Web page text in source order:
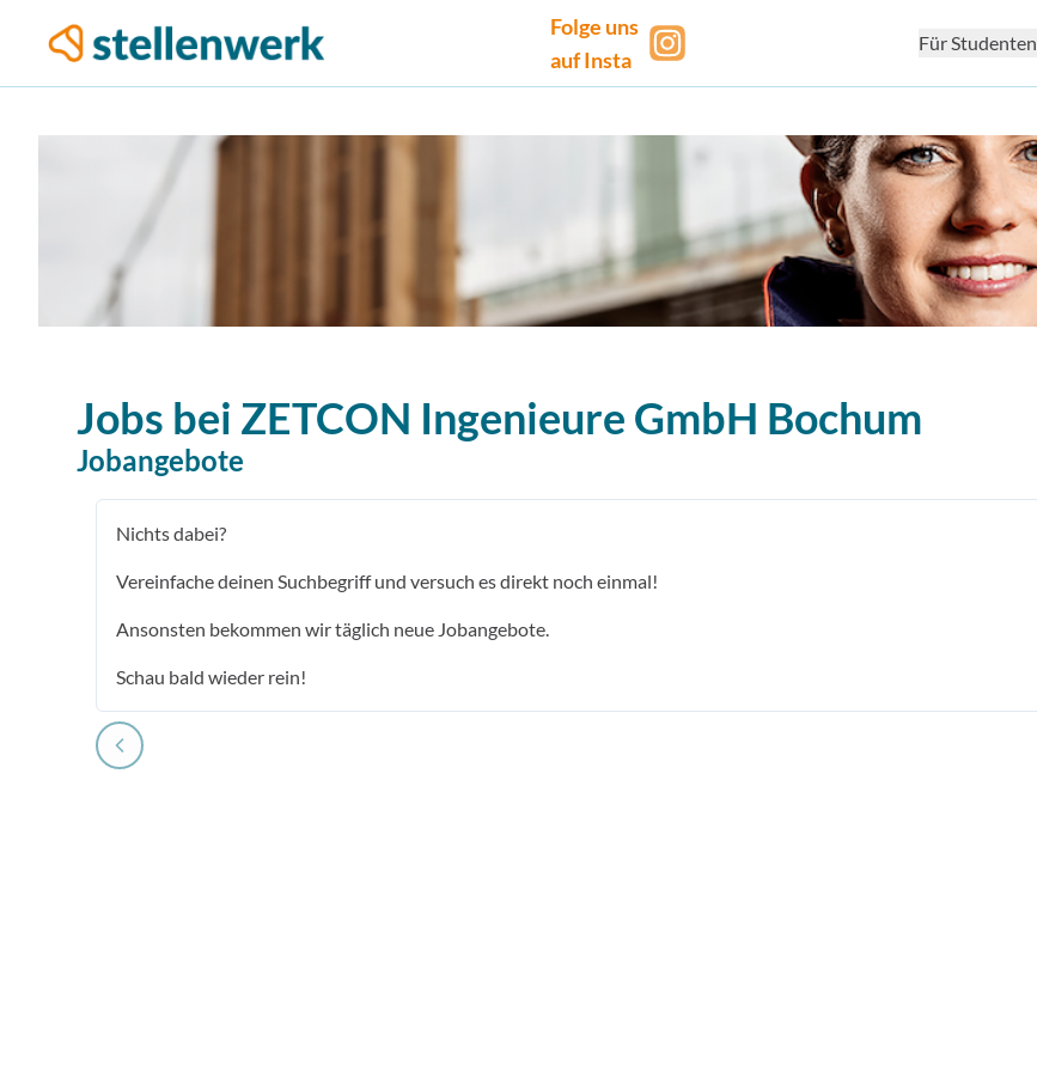
Folge uns
auf Insta
Für Studenten
Jobs bei ZETCON Ingenieure GmbH Bochum
Jobangebote
Nichts dabei?
Vereinfache deinen Suchbegriff und versuch es direkt noch einmal!
Ansonsten bekommen wir täglich neue Jobangebote.
Schau bald wieder rein!